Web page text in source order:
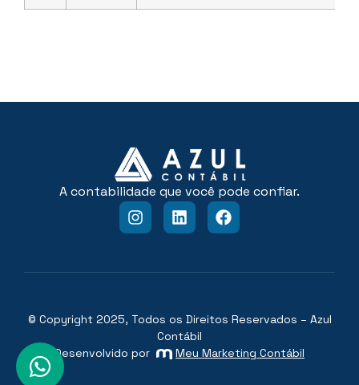
A contabilidade que você pode confiar.
© Copyright 2025, Todos os Direitos Reservados – Azul
Contábil
Desenvolvido por
Meu Marketing Contábil